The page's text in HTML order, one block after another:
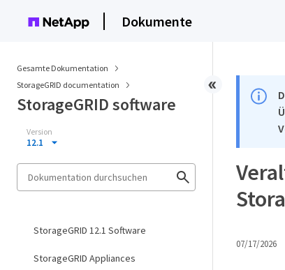
Dokumente
Gesamte Dokumentation
StorageGRID documentation
StorageGRID software
Version
12.1
StorageGRID 12.1 Software
StorageGRID Appliances
07/17/2026